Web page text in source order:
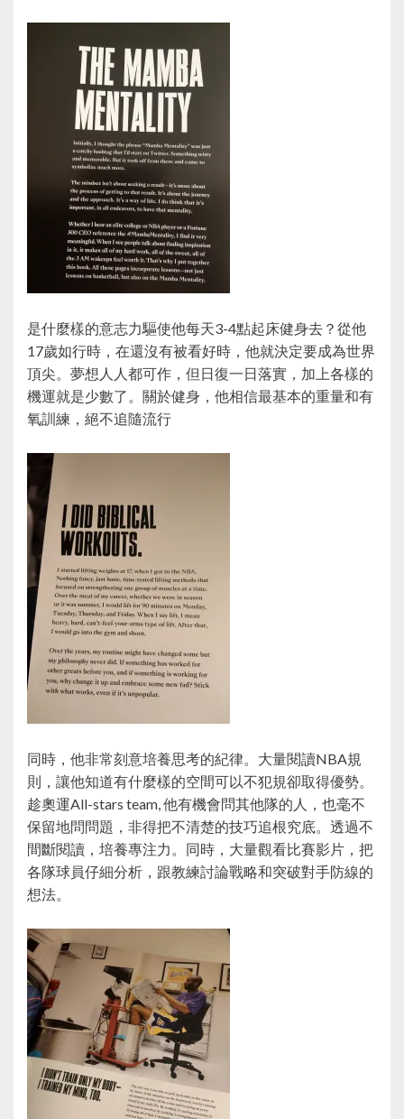
是什麼樣的意志力驅使他每天3-4點起床健身去？從他
17歲如行時，在還沒有被看好時，他就決定要成為世界
頂尖。夢想人人都可作，但日復一日落實，加上各樣的
機運就是少數了。關於健身，他相信最基本的重量和有
氧訓練，絕不追隨流行
同時，他非常刻意培養思考的紀律。大量閱讀NBA規
則，讓他知道有什麼樣的空間可以不犯規卻取得優勢。
趁奧運All-stars team, 他有機會問其他隊的人，也毫不
保留地問問題，非得把不清楚的技巧追根究底。透過不
間斷閱讀，培養專注力。同時，大量觀看比賽影片，把
各隊球員仔細分析，跟教練討論戰略和突破對手防線的
想法。